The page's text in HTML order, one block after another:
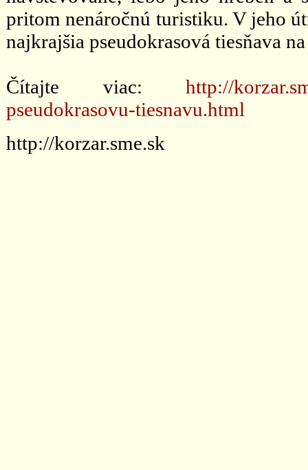
pritom nenáročnú turistiku. V jeho
najkrajšia pseudokrasová tiesňava
Čítajte viac: http://
pseudokrasovu-tiesnavu.html
http://korzar.sme.sk